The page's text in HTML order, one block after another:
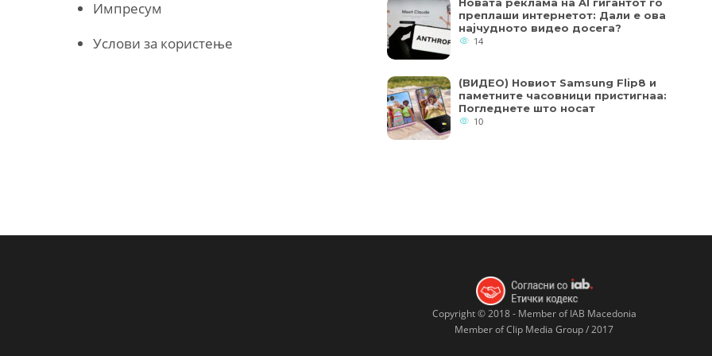
Импресум
Услови за користење
преплаши интернетот: Дали е ова
најчудното видео досега?
14
(ВИДЕО) Новиот Samsung Flip8 и
паметните часовници пристигнаа:
Погледнете што носат
10
Copyright © 2018 - Member of IAB Macedonia
Member of Clip Media Group / 2017